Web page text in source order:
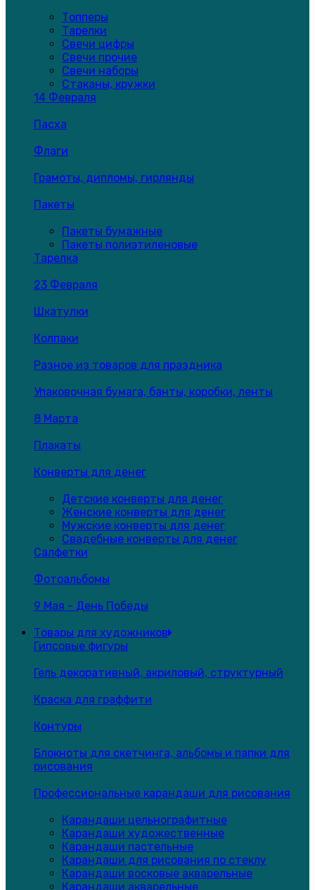
Топперы
Тарелки
Свечи цифры
Свечи прочие
Свечи наборы
Стаканы, кружки
14 Февраля
Пасха
Флаги
Грамоты, дипломы, гирлянды
Пакеты
Пакеты бумажные
Пакеты полиэтиленовые
Тарелка
23 Февраля
Шкатулки
Колпаки
Разное из товаров для праздника
Упаковочная бумага, банты, коробки, ленты
8 Марта
Плакаты
Конверты для денег
Детские конверты для денег
Женские конверты для денег
Мужские конверты для денег
Свадебные конверты для денег
Салфетки
Фотоальбомы
9 Мая - День Победы
Товары для художников
Гипсовые фигуры
Гель декоративный, акриловый, структурный
Краска для граффити
Контуры
Блокноты для скетчинга, альбомы и папки для
рисования
Профессиональные карандаши для рисования
Карандаши цельнографитные
Карандаши художественные
Карандаши пастельные
Карандаши для рисования по стеклу
Карандаши восковые акварельные
Карандаши акварельные